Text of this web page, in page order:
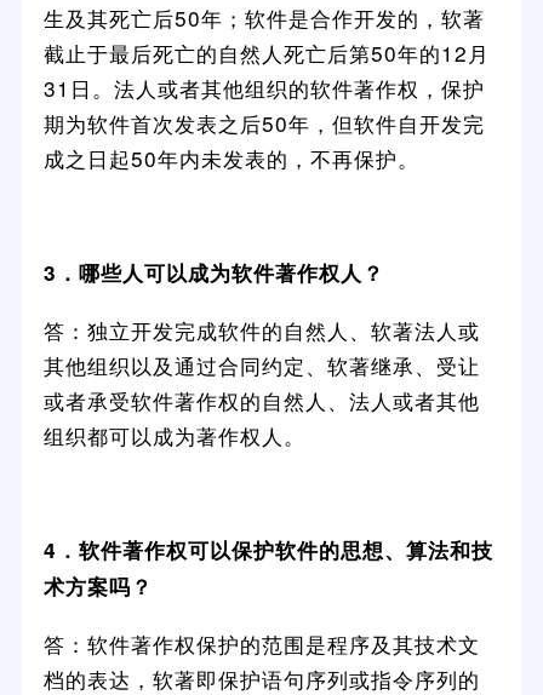
生及其死亡后50年；软件是合作开发的，软著
截止于最后死亡的自然人死亡后第50年的12月
31日。法人或者其他组织的软件著作权，保护
期为软件首次发表之后50年，但软件自开发完
成之日起50年内未发表的，不再保护。
3．哪些人可以成为软件著作权人？
答：独立开发完成软件的自然人、软著法人或
其他组织以及通过合同约定、软著继承、受让
或者承受软件著作权的自然人、法人或者其他
组织都可以成为著作权人。
4．软件著作权可以保护软件的思想、算法和技
术方案吗？
答：软件著作权保护的范围是程序及其技术文
档的表达，软著即保护语句序列或指令序列的